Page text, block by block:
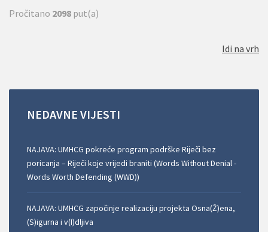
Pročitano 2098 put(a)
Idi na vrh
NEDAVNE VIJESTI
NAJAVA: UMHCG pokreće program podrške Riječi bez
poricanja – Riječi koje vrijedi braniti (Words Without Denial -
Words Worth Defending (WWD))
NAJAVA: UMHCG započinje realizaciju projekta Osna(Ž)ena,
(S)igurna i v(I)dljiva